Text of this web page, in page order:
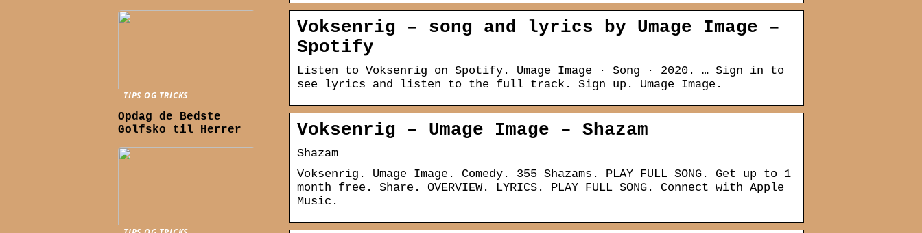
Voksenrig – song and lyrics by Umage Image –
Spotify
Listen to Voksenrig on Spotify. Umage Image · Song · 2020. … Sign in to
see lyrics and listen to the full track. Sign up. Umage Image.
Voksenrig – Umage Image – Shazam
Shazam
Voksenrig. Umage Image. Comedy. 355 Shazams. PLAY FULL SONG. Get up to 1
month free. Share. OVERVIEW. LYRICS. PLAY FULL SONG. Connect with Apple
Music.
TIPS OG TRICKS
Opdag de Bedste
Golfsko til Herrer